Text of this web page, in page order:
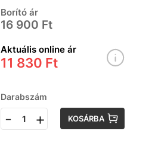
Borító ár
16 900 Ft
Aktuális online ár
11 830 Ft
Darabszám
- + KOSÁRBA